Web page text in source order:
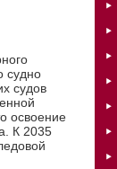
судно
судов
освоение
К 2035